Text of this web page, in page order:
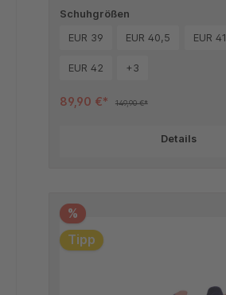
Schuhgrößen
EUR 39
EUR 40,5 EUR 41
EUR 42 +3
89,90 €* 149,90 €*
Details
%
Tipp